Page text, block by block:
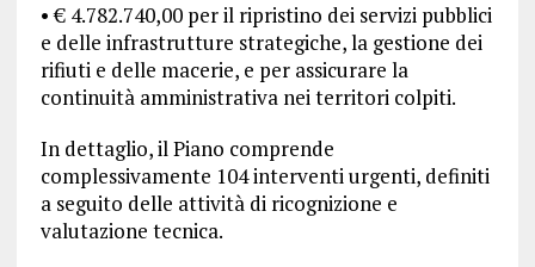
• € 4.782.740,00 per il ripristino dei servizi pubblici
e delle infrastrutture strategiche, la gestione dei
rifiuti e delle macerie, e per assicurare la
continuità amministrativa nei territori colpiti.
In dettaglio, il Piano comprende
complessivamente 104 interventi urgenti, definiti
a seguito delle attività di ricognizione e
valutazione tecnica.